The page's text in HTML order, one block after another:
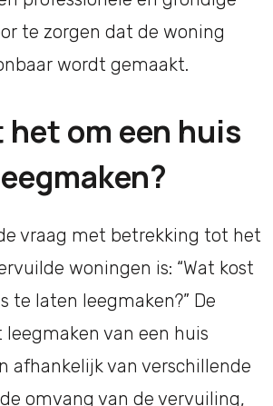
te zorgen dat de woning
wordt gemaakt.
om een huis
vraag met betrekking tot het
woningen is: “Wat kost
te laten leegmaken?” De
leegmaken van een huis
afhankelijk van verschillende
omvang van de vervuiling,